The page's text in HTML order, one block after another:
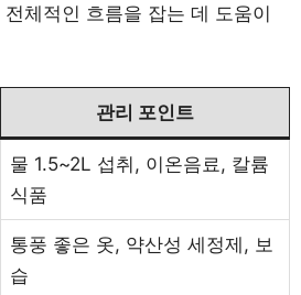
체적인 흐름을 잡는 데 도움이
관리 포인트
물 1.5~2L 섭취, 이온음료, 칼륨
식품
통풍 좋은 옷, 약산성 세정제, 보
습